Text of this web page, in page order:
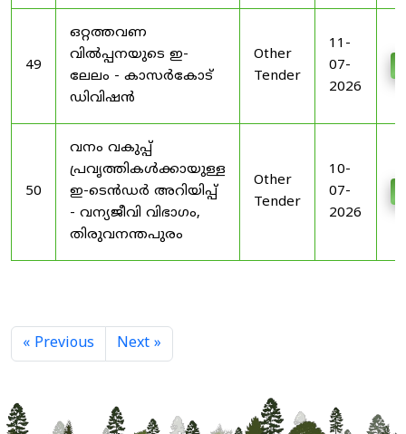
49
ഒറ്റത്തവണ
വിൽപ്പനയുടെ ഇ-
ലേലം - കാസർകോട്
ഡിവിഷൻ
Other
Tender
11-
07-
2026
50
വനം വകുപ്പ്
പ്രവൃത്തികൾക്കായുള്ള
ഇ-ടെൻഡർ അറിയിപ്പ്
- വന്യജീവി വിഭാഗം,
തിരുവനന്തപുരം
Other
Tender
10-
07-
2026
« Previous Next »